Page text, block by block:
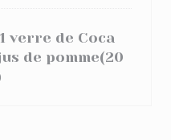
verre de Coca
de pomme(20